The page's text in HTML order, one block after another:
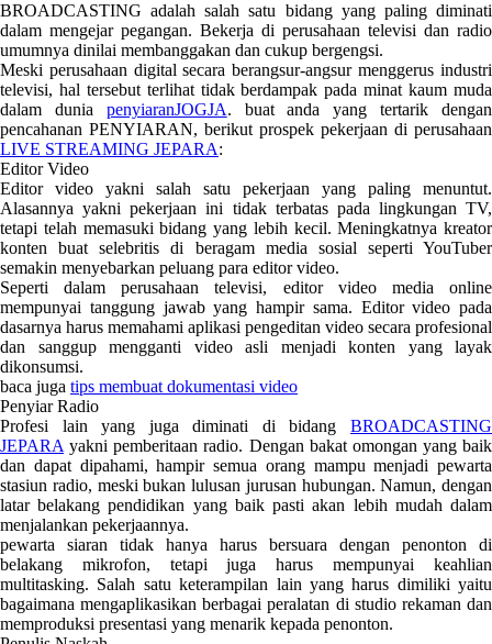
BROADCASTING adalah salah satu bidang yang paling diminati
dalam mengejar pegangan. Bekerja di perusahaan televisi dan radio
umumnya dinilai membanggakan dan cukup bergengsi.
Meski perusahaan digital secara berangsur-angsur menggerus industri
televisi, hal tersebut terlihat tidak berdampak pada minat kaum muda
dalam dunia penyiaranJOGJA. buat anda yang tertarik dengan
pencahanan PENYIARAN, berikut prospek pekerjaan di perusahaan
LIVE STREAMING JEPARA:
Editor Video
Editor video yakni salah satu pekerjaan yang paling menuntut.
Alasannya yakni pekerjaan ini tidak terbatas pada lingkungan TV,
tetapi telah memasuki bidang yang lebih kecil. Meningkatnya kreator
konten buat selebritis di beragam media sosial seperti YouTuber
semakin menyebarkan peluang para editor video.
Seperti dalam perusahaan televisi, editor video media online
mempunyai tanggung jawab yang hampir sama. Editor video pada
dasarnya harus memahami aplikasi pengeditan video secara profesional
dan sanggup mengganti video asli menjadi konten yang layak
dikonsumsi.
baca juga tips membuat dokumentasi video
Penyiar Radio
Profesi lain yang juga diminati di bidang BROADCASTING
JEPARA yakni pemberitaan radio. Dengan bakat omongan yang baik
dan dapat dipahami, hampir semua orang mampu menjadi pewarta
stasiun radio, meski bukan lulusan jurusan hubungan. Namun, dengan
latar belakang pendidikan yang baik pasti akan lebih mudah dalam
menjalankan pekerjaannya.
pewarta siaran tidak hanya harus bersuara dengan penonton di
belakang mikrofon, tetapi juga harus mempunyai keahlian
multitasking. Salah satu keterampilan lain yang harus dimiliki yaitu
bagaimana mengaplikasikan berbagai peralatan di studio rekaman dan
memproduksi presentasi yang menarik kepada penonton.